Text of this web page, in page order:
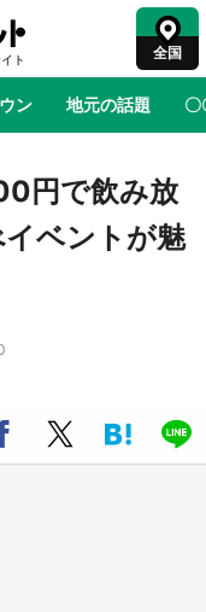
全国
ン 地元の話題 〇
がとう 物語がはじ
木県を征服！？ 県
が生産されてます
／26】
円で飲み放
ベントが魅